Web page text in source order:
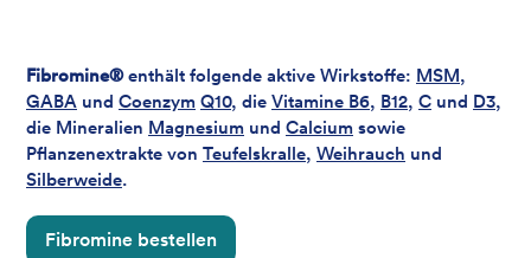
Fibromine®enthält folgende aktive Wirkstoffe: MSM,
GABA und Coenzym Q10, dieVitamine B6, B12, C und D3,
die Mineralien Magnesium und Calcium sowie
Pflanzenextrakte von Teufelskralle, Weihrauch und
Silberweide.
Fibromine bestellen